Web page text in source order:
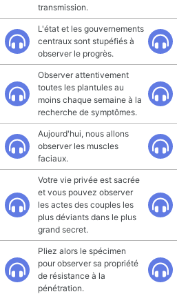
transmission.
L'état et les gouvernements
centraux sont stupéfiés à
observer le progrès.
Observer attentivement
toutes les plantules au
moins chaque semaine à la
recherche de symptômes.
Aujourd'hui, nous allons
observer les muscles
faciaux.
Votre vie privée est sacrée
et vous pouvez observer
les actes des couples les
plus déviants dans le plus
grand secret.
Pliez alors le spécimen
pour observer sa propriété
de résistance à la
pénétration.